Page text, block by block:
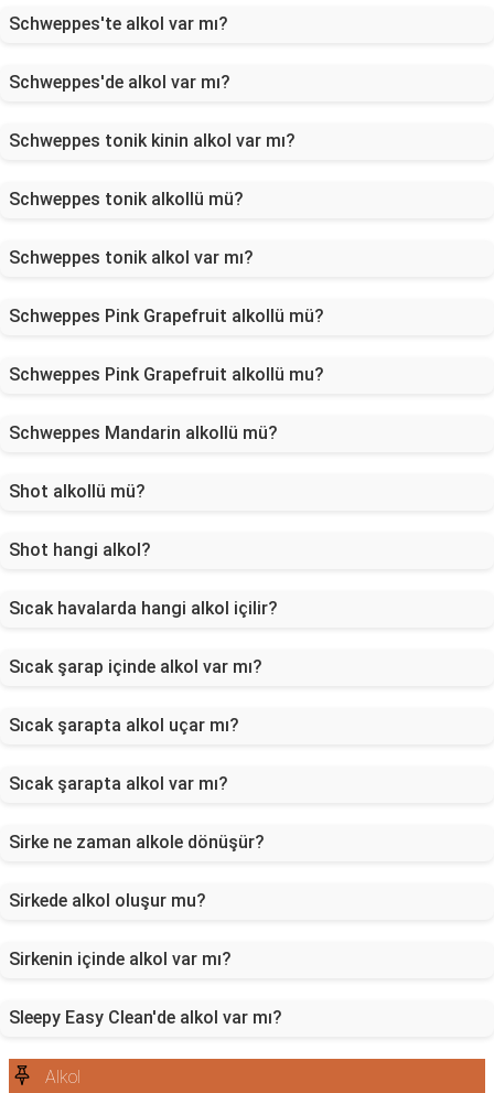
Schweppes'te alkol var mı?
Schweppes'de alkol var mı?
Schweppes tonik kinin alkol var mı?
Schweppes tonik alkollü mü?
Schweppes tonik alkol var mı?
Schweppes Pink Grapefruit alkollü mü?
Schweppes Pink Grapefruit alkollü mu?
Schweppes Mandarin alkollü mü?
Shot alkollü mü?
Shot hangi alkol?
Sıcak havalarda hangi alkol içilir?
Sıcak şarap içinde alkol var mı?
Sıcak şarapta alkol uçar mı?
Sıcak şarapta alkol var mı?
Sirke ne zaman alkole dönüşür?
Sirkede alkol oluşur mu?
Sirkenin içinde alkol var mı?
Sleepy Easy Clean'de alkol var mı?
Alkol